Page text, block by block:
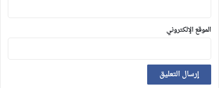
الموقع الإلكتروني